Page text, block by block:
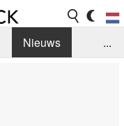
Nieuws
...